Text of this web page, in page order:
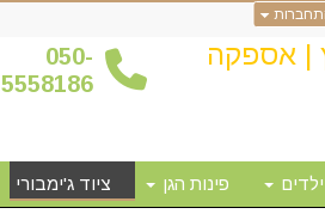
| אספקה
050-
5558186
פינות הגן ציוד ג'ימבורי